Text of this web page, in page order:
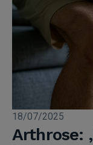
18/07/2025
Arthrose: